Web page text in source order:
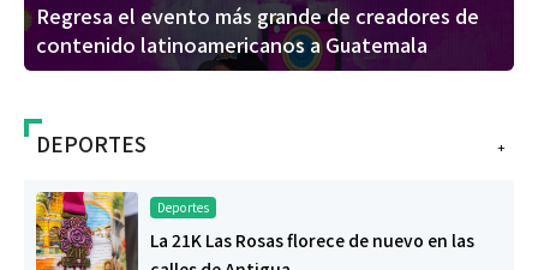
Regresa el evento más grande de creadores de
contenido latinoamericanos a Guatemala
+
DEPORTES
Deportes
La 21K Las Rosas florece de nuevo en las